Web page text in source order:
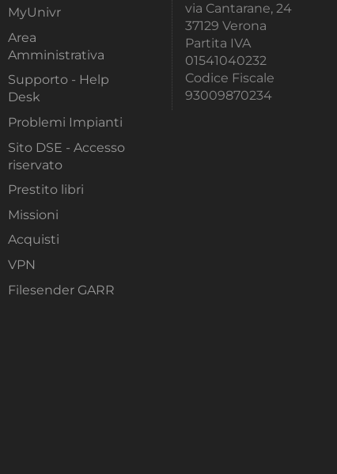
MyUnivr
Area
Amministrativa
Supporto - Help
Desk
Problemi Impianti
Sito DSE - Accesso
riservato
Prestito libri
Missioni
Acquisti
VPN
Filesender GARR
via Cantarane, 24
37129 Verona
Partita IVA
01541040232
Codice Fiscale
93009870234